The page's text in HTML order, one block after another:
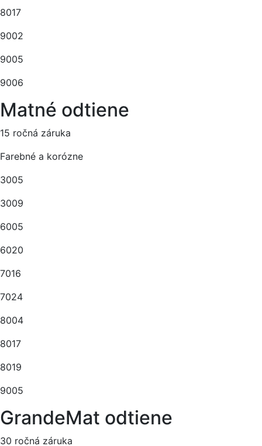
8017
9002
9005
9006
Matné odtiene
15 ročná záruka
Farebné a korózne
3005
3009
6005
6020
7016
7024
8004
8017
8019
9005
GrandeMat odtiene
30 ročná záruka